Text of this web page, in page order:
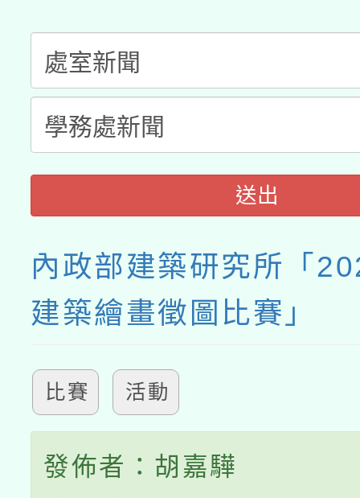
送出
內政部建築研究所「
建築繪畫徵圖比賽」
比賽 活動
發佈者：胡嘉驊